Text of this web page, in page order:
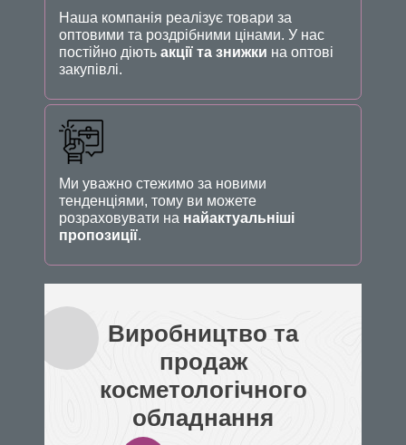
Наша компанія реалізує товари за
оптовими та роздрібними цінами. У нас
постійно діють акції та знижки на оптові
закупівлі.
Ми уважно стежимо за новими
тенденціями, тому ви можете
розраховувати на найактуальніші
пропозиції.
Виробництво та
продаж
косметологічного
обладнання